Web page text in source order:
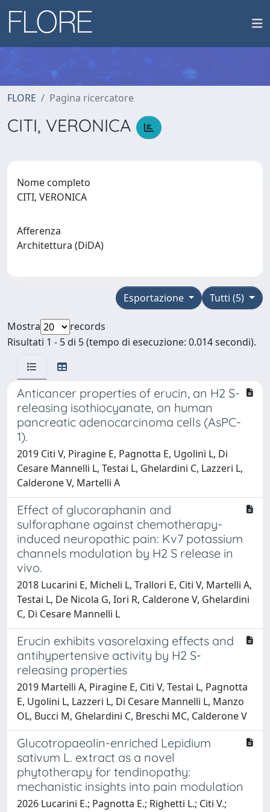
FLORE Pagina ricercatore
CITI, VERONICA
Nome completo
CITI, VERONICA
Afferenza
Architettura (DiDA)
Tutti (5)
Esportazione
Mostra
records
Risultati 1 - 5 di 5 (tempo di esecuzione: 0.014 secondi).
Anticancer properties of erucin, an H2 S-
releasing isothiocyanate, on human
pancreatic adenocarcinoma cells (AsPC-
1).
2019 Citi V, Piragine E, Pagnotta E, Ugolini L, Di
Cesare Mannelli L, Testai L, Ghelardini C, Lazzeri L,
Calderone V, Martelli A
Effect of glucoraphanin and
sulforaphane against chemotherapy-
induced neuropathic pain: Kv7 potassium
channels modulation by H2 S release in
vivo.
2018 Lucarini E, Micheli L, Trallori E, Citi V, Martelli A,
Testai L, De Nicola G, Iori R, Calderone V, Ghelardini
C, Di Cesare Mannelli L
Erucin exhibits vasorelaxing effects and
antihypertensive activity by H2 S-
releasing properties
2019 Martelli A, Piragine E, Citi V, Testai L, Pagnotta
E, Ugolini L, Lazzeri L, Di Cesare Mannelli L, Manzo
OL, Bucci M, Ghelardini C, Breschi MC, Calderone V
Glucotropaeolin-enriched Lepidium
sativum L. extract as a novel
phytotherapy for tendinopathy:
mechanistic insights into pain modulation
2026 Lucarini E.; Pagnotta E.; Righetti L.; Citi V.;